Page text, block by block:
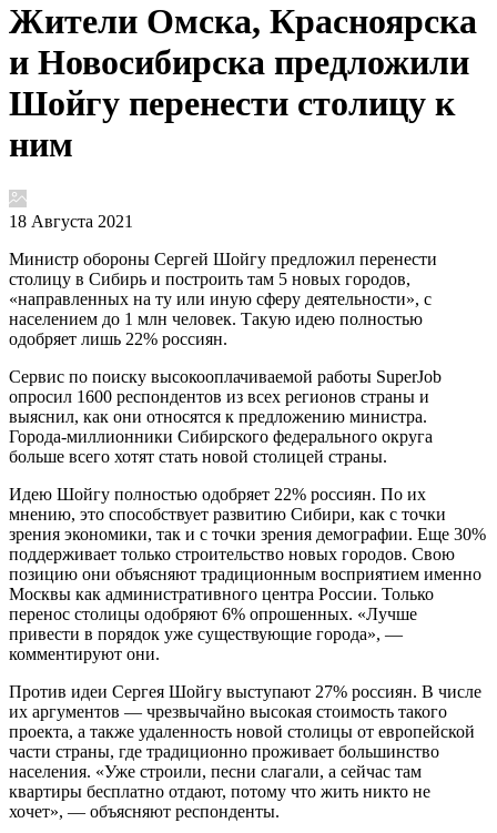
Жители Омска, Красноярска
и Новосибирска предложили
Шойгу перенести столицу к
ним
18 Августа 2021
Министр обороны Сергей Шойгу предложил перенести
столицу в Сибирь и построить там 5 новых городов,
«направленных на ту или иную сферу деятельности», с
населением до 1 млн человек. Такую идею полностью
одобряет лишь 22% россиян.
Сервис по поиску высокооплачиваемой работы SuperJob
опросил 1600 респондентов из всех регионов страны и
выяснил, как они относятся к предложению министра.
Города-миллионники Сибирского федерального округа
больше всего хотят стать новой столицей страны.
Идею Шойгу полностью одобряет 22% россиян. По их
мнению, это способствует развитию Сибири, как с точки
зрения экономики, так и с точки зрения демографии. Еще 30%
поддерживает только строительство новых городов. Свою
позицию они объясняют традиционным восприятием именно
Москвы как административного центра России. Только
перенос столицы одобряют 6% опрошенных. «Лучше
привести в порядок уже существующие города», —
комментируют они.
Против идеи Сергея Шойгу выступают 27% россиян. В числе
их аргументов — чрезвычайно высокая стоимость такого
проекта, а также удаленность новой столицы от европейской
части страны, где традиционно проживает большинство
населения. «Уже строили, песни слагали, а сейчас там
квартиры бесплатно отдают, потому что жить никто не
хочет», — объясняют респонденты.